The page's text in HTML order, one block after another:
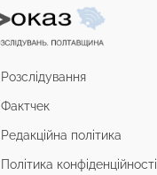
Розслідування
Фактчек
Редакційна політика
Політика конфіденційності